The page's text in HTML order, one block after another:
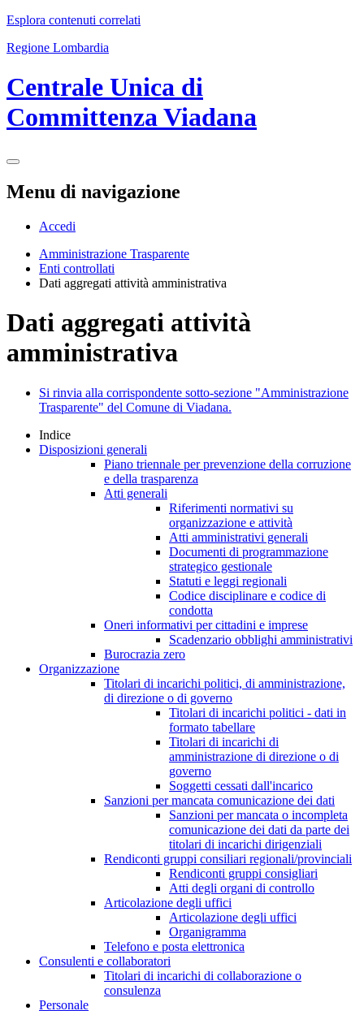
Esplora contenuti correlati
Regione Lombardia
Centrale Unica di
Committenza Viadana
Menu di navigazione
Accedi
Amministrazione Trasparente
Enti controllati
Dati aggregati attività amministrativa
Dati aggregati attività
amministrativa
Si rinvia alla corrispondente sotto-sezione "Amministrazione
Trasparente" del Comune di Viadana.
Indice
Disposizioni generali
Piano triennale per prevenzione della corruzione
e della trasparenza
Atti generali
Riferimenti normativi su
organizzazione e attività
Atti amministrativi generali
Documenti di programmazione
strategico gestionale
Statuti e leggi regionali
Codice disciplinare e codice di
condotta
Oneri informativi per cittadini e imprese
Scadenzario obblighi amministrativi
Burocrazia zero
Organizzazione
Titolari di incarichi politici, di amministrazione,
di direzione o di governo
Titolari di incarichi politici - dati in
formato tabellare
Titolari di incarichi di
amministrazione di direzione o di
governo
Soggetti cessati dall'incarico
Sanzioni per mancata comunicazione dei dati
Sanzioni per mancata o incompleta
comunicazione dei dati da parte dei
titolari di incarichi dirigenziali
Rendiconti gruppi consiliari regionali/provinciali
Rendiconti gruppi consigliari
Atti degli organi di controllo
Articolazione degli uffici
Articolazione degli uffici
Organigramma
Telefono e posta elettronica
Consulenti e collaboratori
Titolari di incarichi di collaborazione o
consulenza
Personale